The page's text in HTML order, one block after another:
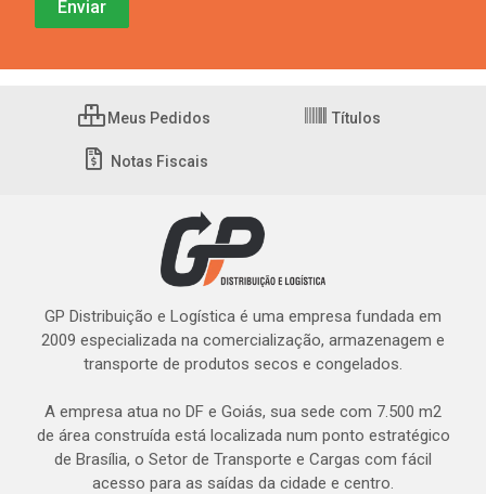
Meus Pedidos Títulos
Notas Fiscais
GP Distribuição e Logística é uma empresa fundada em
2009 especializada na comercialização, armazenagem e
transporte de produtos secos e congelados.
A empresa atua no DF e Goiás, sua sede com 7.500 m2
de área construída está localizada num ponto estratégico
de Brasília, o Setor de Transporte e Cargas com fácil
acesso para as saídas da cidade e centro.